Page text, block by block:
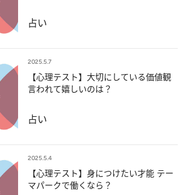
占い
2025.5.7
【心理テスト】大切にしている価値観
言われて嬉しいのは？
占い
2025.5.4
【心理テスト】身につけたい才能 テー
マパークで働くなら？